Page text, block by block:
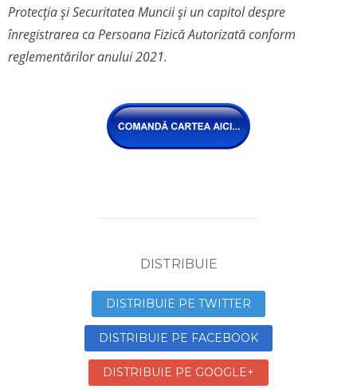
Protecția și Securitatea Muncii și un capitol despre
înregistrarea ca Persoana Fizică Autorizată conform
reglementărilor anului 2021.
DISTRIBUIE
DISTRIBUIE PE TWITTER
DISTRIBUIE PE FACEBOOK
DISTRIBUIE PE GOOGLE+